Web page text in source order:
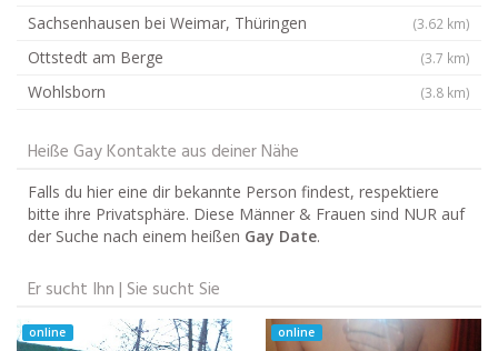
Sachsenhausen bei Weimar, Thüringen (3.62 km)
Ottstedt am Berge (3.7 km)
Wohlsborn (3.8 km)
Heiße Gay Kontakte aus deiner Nähe
Falls du hier eine dir bekannte Person findest, respektiere
bitte ihre Privatsphäre. Diese Männer & Frauen sind NUR auf
der Suche nach einem heißen Gay Date.
Er sucht Ihn | Sie sucht Sie
online online